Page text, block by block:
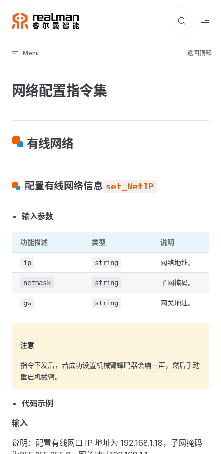
Skip to content
Menu 返回顶部
网络配置指令集
有线网络
配置有线网络信息 set_NetIP
输入参数
功能描述 类型 说明
ip string 网络地址。
netmask string 子网掩码。
gw string 网关地址。
注意
指令下发后，若成功设置机械臂蜂鸣器会响一声，然后手动
重启机械臂。
代码示例
输入
说明：配置有线网口 IP 地址为 192.168.1.18，子网掩码